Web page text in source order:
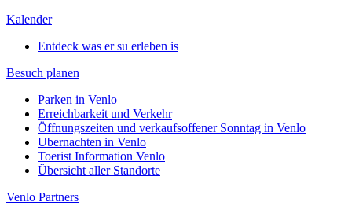
Kalender
Entdeck was er su erleben is
Besuch planen
Parken in Venlo
Erreichbarkeit und Verkehr
Öffnungszeiten und verkaufsoffener Sonntag in Venlo
Ubernachten in Venlo
Toerist Information Venlo
Übersicht aller Standorte
Venlo Partners